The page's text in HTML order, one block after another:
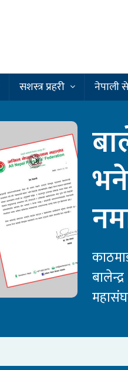
सशस्त्र प्रहरी नेपाली